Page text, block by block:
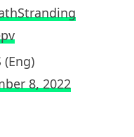
(Eng)
8, 2022